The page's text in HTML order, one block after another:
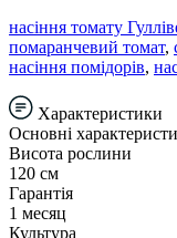
насіння томату
помаранчевий томат,
насіння помідорів,
Характеристики
Основні
Висота рослини
120 см
Гарантія
1 месяц
Культура